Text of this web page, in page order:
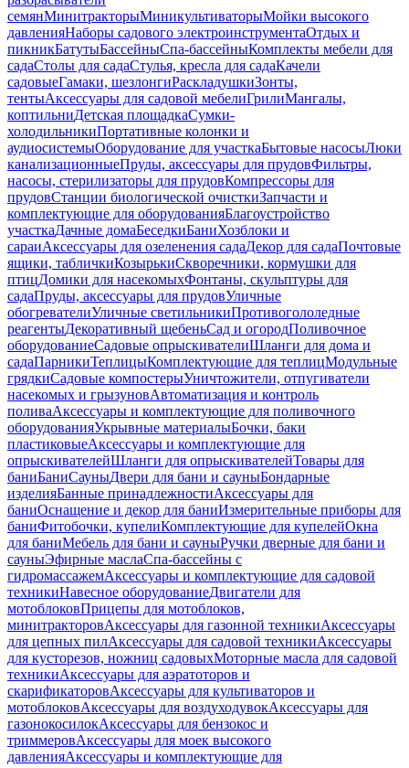
семянМинитракторыМиникультиваторыМойки высокого
давленияНаборы садового электроинструментаОтдых и
пикникБатутыБассейныСпа-бассейныКомплекты мебели для
садаСтолы для садаСтулья, кресла для садаКачели
садовыеГамаки, шезлонгиРаскладушкиЗонты,
тентыАксессуары для садовой мебелиГрилиМангалы,
коптильниДетская площадкаСумки-
холодильникиПортативные колонки и
аудиосистемыОборудование для участкаБытовые насосыЛюки
канализационныеПруды, аксессуары для прудовФильтры,
насосы, стерилизаторы для прудовКомпрессоры для
прудовСтанции биологической очисткиЗапчасти и
комплектующие для оборудованияБлагоустройство
участкаДачные домаБеседкиБаниХозблоки и
сараиАксессуары для озеленения садаДекор для садаПочтовые
ящики, табличкиКозырькиСкворечники, кормушки для
птицДомики для насекомыхФонтаны, скульптуры для
садаПруды, аксессуары для прудовУличные
обогревателиУличные светильникиПротивогололедные
реагентыДекоративный щебеньСад и огородПоливочное
оборудованиеСадовые опрыскивателиШланги для дома и
садаПарникиТеплицыКомплектующие для теплицМодульные
грядкиСадовые компостерыУничтожители, отпугиватели
насекомых и грызуновАвтоматизация и контроль
поливаАксессуары и комплектующие для поливочного
оборудованияУкрывные материалыБочки, баки
пластиковыеАксессуары и комплектующие для
опрыскивателейШланги для опрыскивателейТовары для
баниБаниСауныДвери для бани и сауныБондарные
изделияБанные принадлежностиАксессуары для
баниОснащение и декор для баниИзмерительные приборы для
баниФитобочки, купелиКомплектующие для купелейОкна
для баниМебель для бани и сауныРучки дверные для бани и
сауныЭфирные маслаСпа-бассейны с
гидромассажемАксессуары и комплектующие для садовой
техникиНавесное оборудованиеДвигатели для
мотоблоковПрицепы для мотоблоков,
минитракторовАксессуары для газонной техникиАксессуары
для цепных пилАксессуары для садовой техникиАксессуары
для кусторезов, ножниц садовыхМоторные масла для садовой
техникиАксессуары для аэратоторов и
скарификаторовАксессуары для культиваторов и
мотоблоковАксессуары для воздуходувокАксессуары для
газонокосилокАксессуары для бензокос и
триммеровАксессуары для моек высокого
давленияАксессуары и комплектующие для